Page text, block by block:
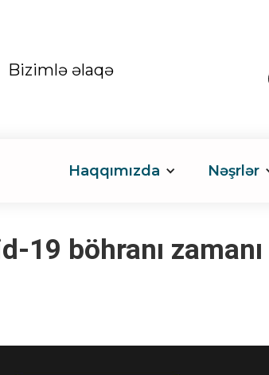
Bizimlə əlaqə
Haqqımızda Nəşrlər
19 böhranı